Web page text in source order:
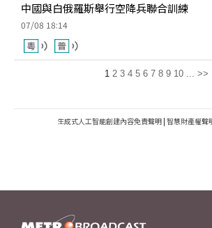
中國與白俄羅斯舉行空降兵聯合訓練
07/08 18:14
1 2 3 4 5 6 7 8 9 10 ... >>
生成式人工智能創建內容免責聲明 | 智慧財產權聲